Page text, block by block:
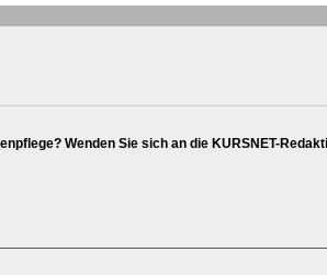
Wenden Sie sich an die KURSNET-